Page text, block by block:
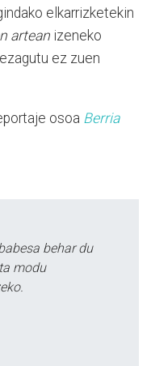
elkarrizketekin
artean izeneko
ez zuen
osoa Berria
behar du
modu